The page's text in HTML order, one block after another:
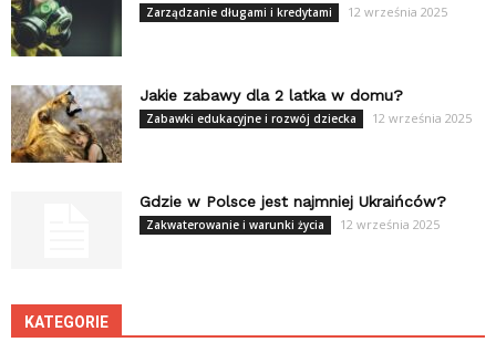
Zarządzanie długami i kredytami 12 września 2025
Jakie zabawy dla 2 latka w domu?
Zabawki edukacyjne i rozwój dziecka 12 września 2025
Gdzie w Polsce jest najmniej Ukraińców?
Zakwaterowanie i warunki życia 12 września 2025
KATEGORIE